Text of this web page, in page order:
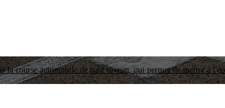
course automobile de haut niveau, qui permet de mettre à